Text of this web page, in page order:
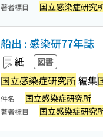
著者標目 国立感染症研究
船出 : 感染研77年誌
紙 図書
国立感染症研究所編集
件名 国立感染症研究所
著者標目 国立感染症研究